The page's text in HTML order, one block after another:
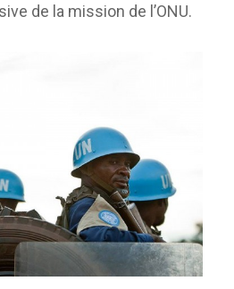
de la mission de l’ONU.